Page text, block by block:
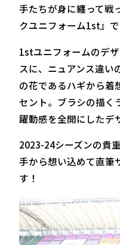
手たちが身に纏って戦
クユニフォーム1st』で
1stユニフォームのデ
スに、ニュアンス違い
の花であるハギから着
セント。ブラシの描く
躍動感を全開にしたデ
2023-24シーズンの貴
手から想い込めて直筆
す！